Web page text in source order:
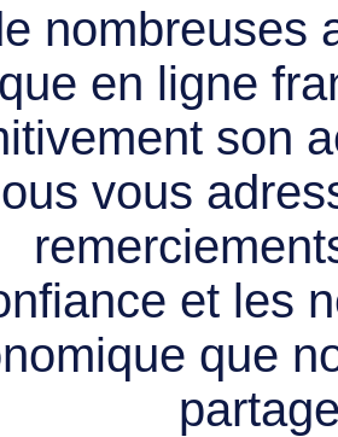
nombreuses
en ligne
son
vous
et les
que